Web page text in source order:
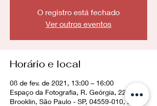
O registro está fechado
Ver outros eventos
Horário e local
08 de fev. de 2021, 13:00 – 16:00
Espaço da Fotografia, R. Geórgia, 228 -
Brooklin, São Paulo - SP, 04559-010, Brasil